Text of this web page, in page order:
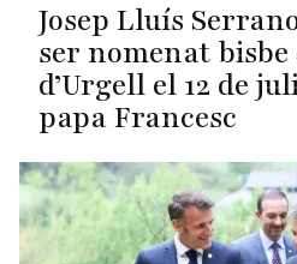
Josep Lluís
ser nomenat
d’Urgell el 12 de
papa Francesc